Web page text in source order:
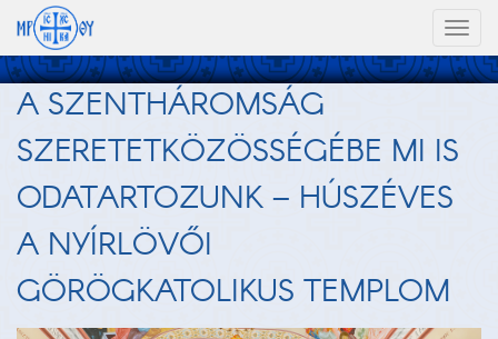
A SZENTHÁROMSÁG
SZERETETKÖZÖSSÉGÉBE MI IS
ODATARTOZUNK – HÚSZÉVES
A NYÍRLÖVŐI
GÖRÖGKATOLIKUS TEMPLOM